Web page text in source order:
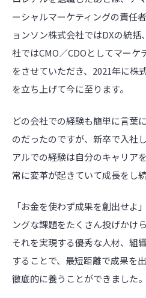
ーシャルマーケティングの責任
ョンソン株式会社ではDXの統
社ではCMO／CDOとしてマーケ
をさせていただき、2021年に株
を立ち上げて今に至ります。
どの会社での経験も簡単に言葉
のだったのですが、新卒で入社
アルでの経験は自分のキャリア
常に変革が起きていて成長をし
「お金を使わず成果を創出せよ
ングな課題をたくさん投げかけ
それを実現する優秀な人材、組
することで、最短距離で成果を
徹底的に養うことができました。